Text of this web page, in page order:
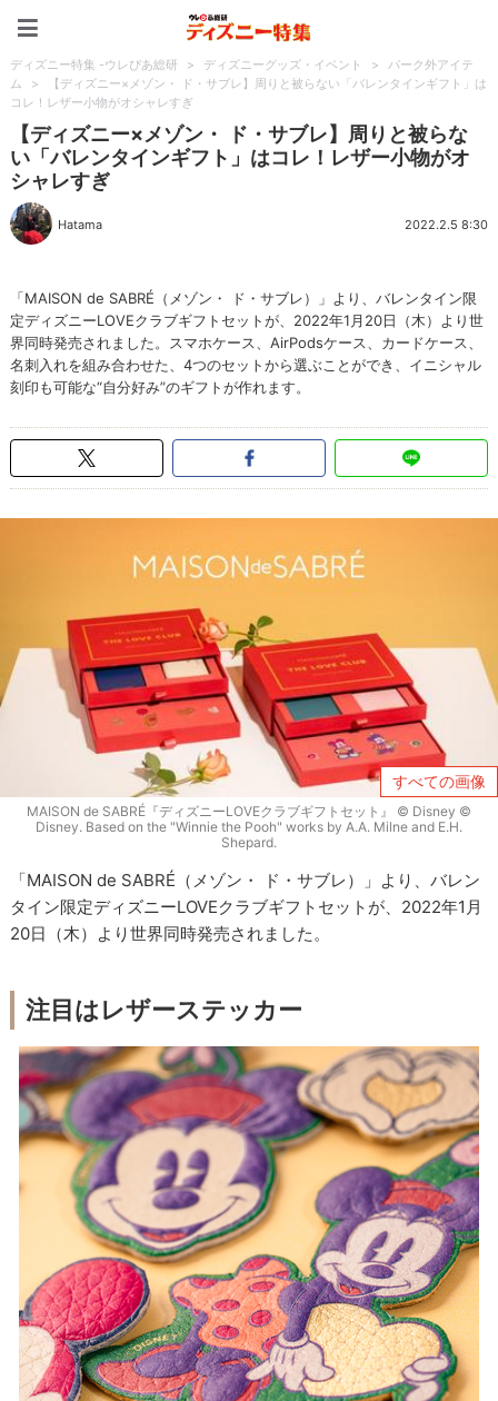
ディズニー特集 -ウレぴあ総研 > ディズニーグッズ・イベント >
パーク外アイテ
ム
>
【ディズニー×メゾン・ ド・サブレ】周りと被らない「バレンタインギフト」は
コレ！レザー小物がオシャレすぎ
【ディズニー×メゾン・ ド・サブレ】周りと被らな
い「バレンタインギフト」はコレ！レザー小物がオ
シャレすぎ
Hatama 2022.2.5 8:30
「MAISON de SABRÉ（メゾン・ ド・サブレ）」より、バレンタイン限
定ディズニーLOVEクラブギフトセットが、2022年1月20日（木）より世
界同時発売されました。スマホケース、AirPodsケース、カードケース、
名刺入れを組み合わせた、4つのセットから選ぶことができ、イニシャル
刻印も可能な“自分好み”のギフトが作れます。
すべての画像
MAISON de SABRÉ『ディズニーLOVEクラブギフトセット』 © Disney ©
Disney. Based on the "Winnie the Pooh" works by A.A. Milne and E.H.
Shepard.
「MAISON de SABRÉ（メゾン・ ド・サブレ）」より、バレン
タイン限定ディズニーLOVEクラブギフトセットが、2022年1月
20日（木）より世界同時発売されました。
注目はレザーステッカー